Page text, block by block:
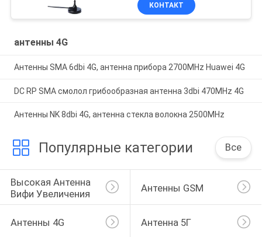
КОНТАКТ
антенны 4G
Антенны SMA 6dbi 4G, антенна прибора 2700MHz Huawei 4G
DC RP SMA смолол грибообразная антенна 3dbi 470MHz 4G
Антенны NK 8dbi 4G, антенна стекла волокна 2500MHz
Популярные категории Все
Высокая Антенна
Вифи Увеличения
Антенны GSM
Антенны 4G Антенна 5Г